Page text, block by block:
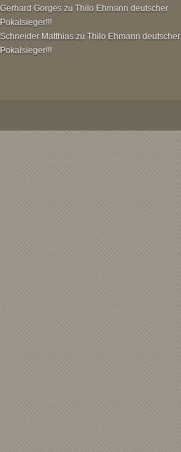
Gerhard Gorges zu Thilo Ehmann deutscher
Pokalsieger!!!
Schneider Matthias zu Thilo Ehmann deutscher
Pokalsieger!!!